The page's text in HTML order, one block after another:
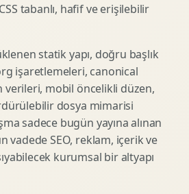
tabanlı, hafif ve erişilebilir
statik yapı, doğru başlık
işaretlemeleri, canonical
verileri, mobil öncelikli düzen,
dosya mimarisi
sadece bugün yayına alınan
vadede SEO, reklam, içerik ve
kurumsal bir altyapı